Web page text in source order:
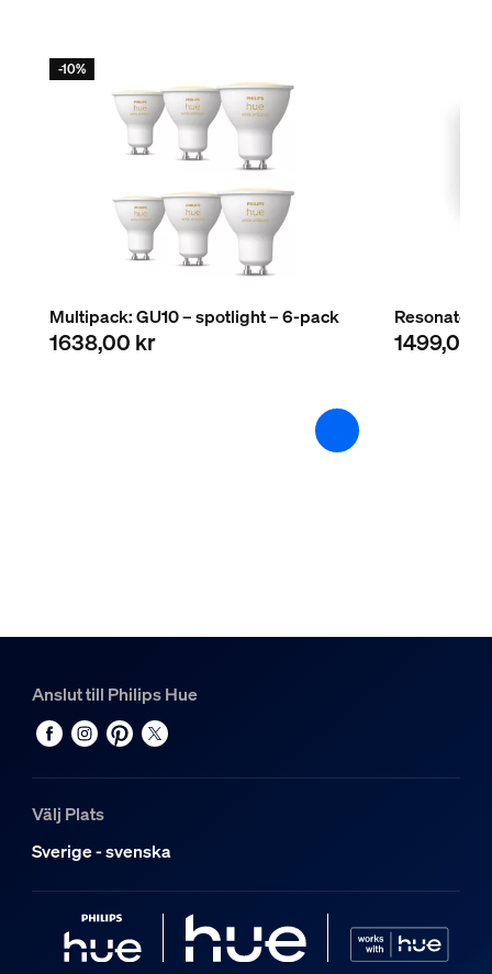
-10%
Multipack: GU10 – spotlight – 6-pack
1638,00 kr
Resonate
1499,00
Anslut till Philips Hue
Välj Plats
Sverige - svenska